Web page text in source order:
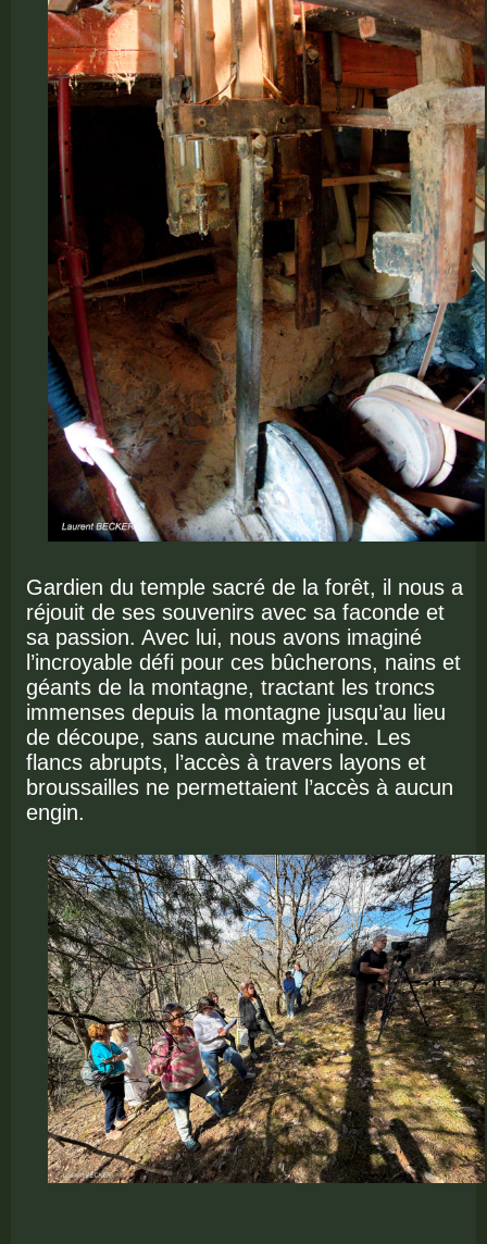
Gardien du temple sacré de la forêt, il nous a
réjouit de ses souvenirs avec sa faconde et
sa passion. Avec lui, nous avons imaginé
l’incroyable défi pour ces bûcherons, nains et
géants de la montagne, tractant les troncs
immenses depuis la montagne jusqu’au lieu
de découpe, sans aucune machine. Les
flancs abrupts, l’accès à travers layons et
broussailles ne permettaient l’accès à aucun
engin.